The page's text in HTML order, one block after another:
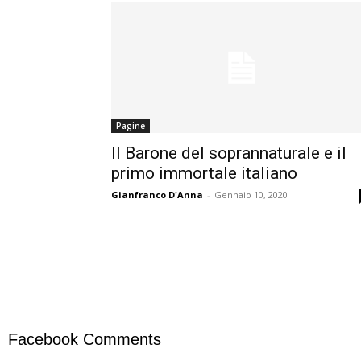
Pagine
Il Barone del soprannaturale e il
primo immortale italiano
Gianfranco D'Anna - Gennaio 10, 2020
Facebook Comments